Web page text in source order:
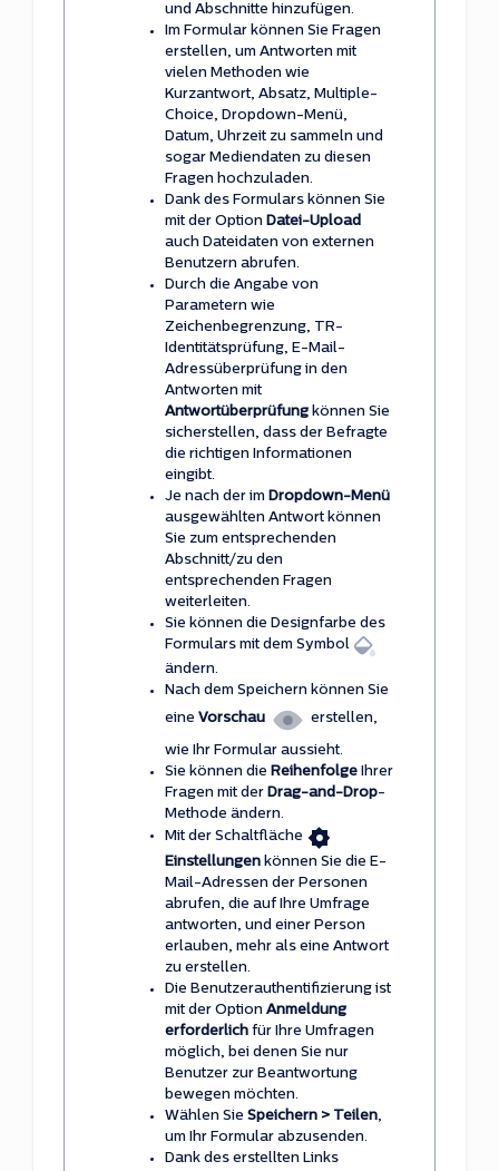
und Abschnitte hinzufügen.
Im Formular können Sie Fragen
erstellen, um Antworten mit
vielen Methoden wie
Kurzantwort, Absatz, Multiple-
Choice, Dropdown-Menü,
Datum, Uhrzeit zu sammeln und
sogar Mediendaten zu diesen
Fragen hochzuladen.
Dank des Formulars können Sie
mit der Option Datei-Upload
auch Dateidaten von externen
Benutzern abrufen.
Durch die Angabe von
Parametern wie
Zeichenbegrenzung, TR-
Identitätsprüfung, E-Mail-
Adressüberprüfung in den
Antworten mit
Antwortüberprüfung können Sie
sicherstellen, dass der Befragte
die richtigen Informationen
eingibt.
Je nach der im Dropdown-Menü
ausgewählten Antwort können
Sie zum entsprechenden
Abschnitt/zu den
entsprechenden Fragen
weiterleiten.
Sie können die Designfarbe des
Formulars mit dem Symbol
ändern.
Nach dem Speichern können Sie
eine Vorschau erstellen,
wie Ihr Formular aussieht.
Sie können die Reihenfolge Ihrer
Fragen mit der Drag-and-Drop-
Methode ändern.
Mit der Schaltfläche
Einstellungen können Sie die E-
Mail-Adressen der Personen
abrufen, die auf Ihre Umfrage
antworten, und einer Person
erlauben, mehr als eine Antwort
zu erstellen.
Die Benutzerauthentifizierung ist
mit der Option Anmeldung
erforderlich für Ihre Umfragen
möglich, bei denen Sie nur
Benutzer zur Beantwortung
bewegen möchten.
Wählen Sie Speichern > Teilen,
um Ihr Formular abzusenden.
Dank des erstellten Links